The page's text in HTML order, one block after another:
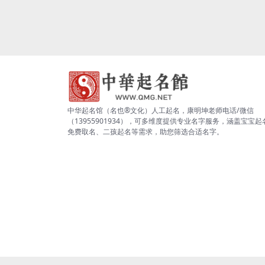
中华起名馆（名也®文化）人工起名，康明坤老师电话/微信
（13955901934），可多维度提供专业名字服务，涵盖宝宝起
免费取名、二孩起名等需求，助您筛选合适名字。